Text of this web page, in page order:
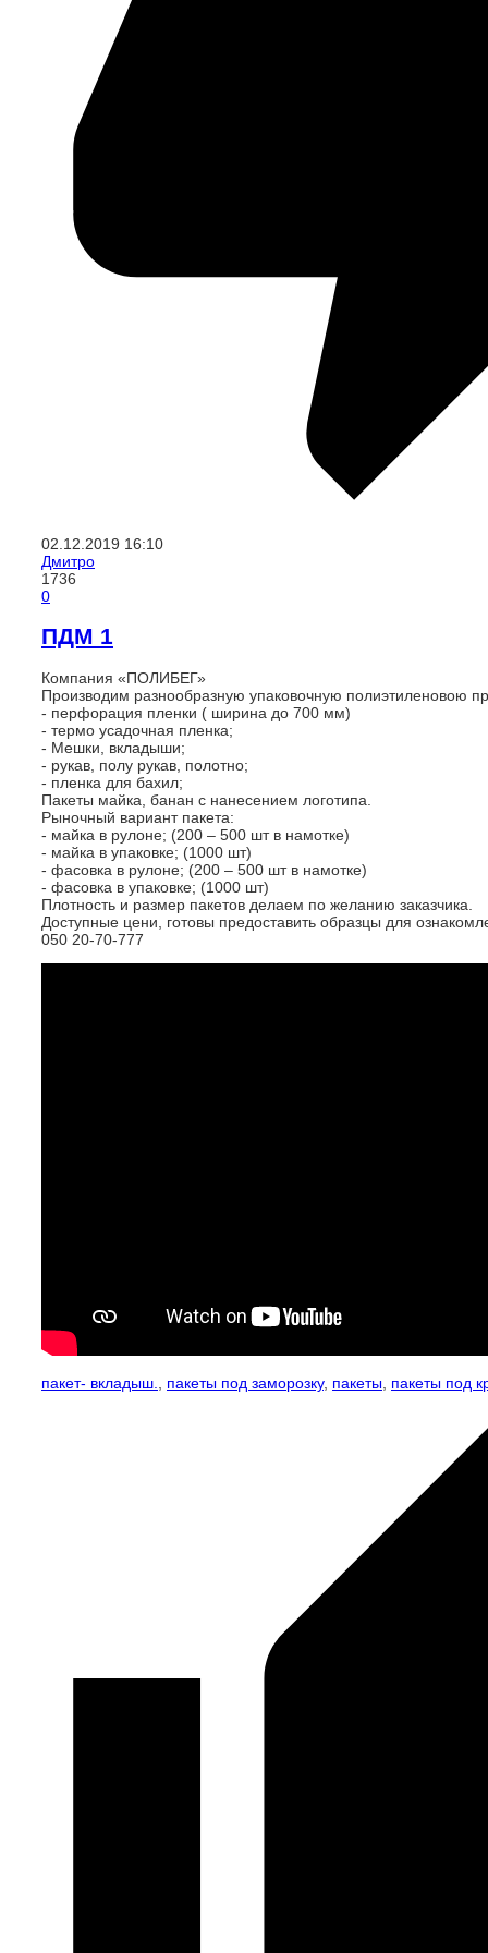
02.12.2019 16:10
Дмитро
1736
0
ПДМ 1
Компания «ПОЛИБЕГ»
Производим разнообразную упаковочную полиэтиленовою
- перфорация пленки ( ширина до 700 мм)
- термо усадочная пленка;
- Мешки, вкладыши;
- рукав, полу рукав, полотно;
- пленка для бахил;
Пакеты майка, банан с нанесением логотипа.
Рыночный вариант пакета:
- майка в рулоне; (200 – 500 шт в намотке)
- майка в упаковке; (1000 шт)
- фасовка в рулоне; (200 – 500 шт в намотке)
- фасовка в упаковке; (1000 шт)
Плотность и размер пакетов делаем по желанию заказчика.
Доступные цени, готовы предоставить образцы для
050 20-70-777
пакет- вкладыш. пакеты под заморозку, пакеты пакеты под